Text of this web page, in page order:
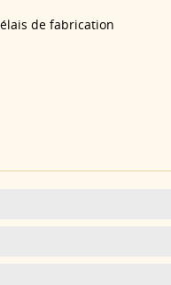
de fabrication